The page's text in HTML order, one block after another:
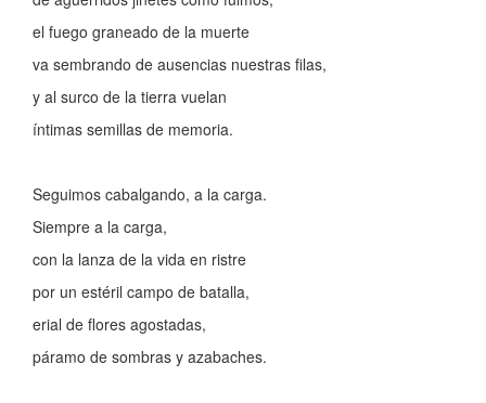
el fuego graneado de la muerte
va sembrando de ausencias nuestras filas,
y al surco de la tierra vuelan
íntimas semillas de memoria.
Seguimos cabalgando, a la carga.
Siempre a la carga,
con la lanza de la vida en ristre
por un estéril campo de batalla,
erial de flores agostadas,
páramo de sombras y azabaches.